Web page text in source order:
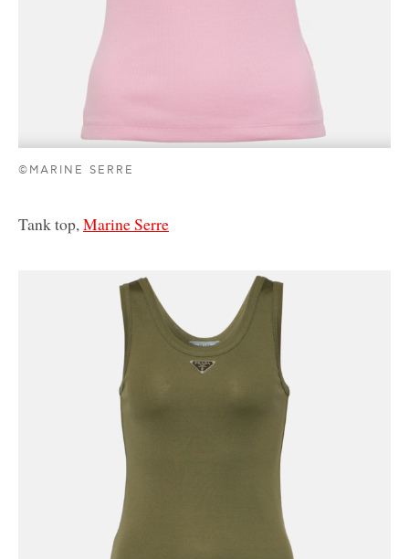
©MARINE SERRE
Tank top,Marine Serre